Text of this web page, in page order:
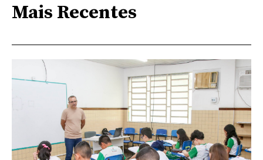
Mais Recentes